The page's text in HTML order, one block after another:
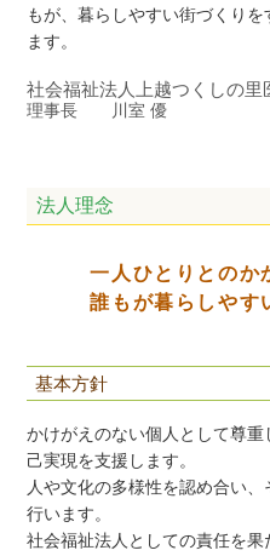
もが、暮らしやすい街づくり
ます。
社会福祉法人上越つくしの里
理事長 川室 優
法人理念
一人ひとりとのか
誰もが暮らしやす
基本方針
かけがえのない個人として尊
己実現を支援します。
人や文化の多様性を認め合い
行います。
社会福祉法人としての責任を